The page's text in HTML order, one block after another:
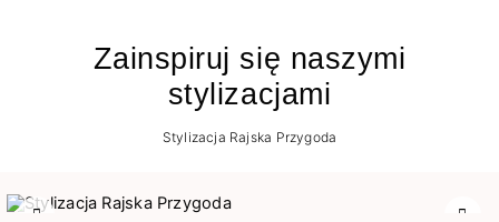
Zainspiruj się naszymi
stylizacjami
Stylizacja Rajska Przygoda